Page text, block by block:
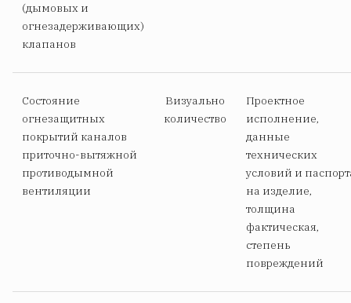
(дымовых и
огнезадерживающих)
клапанов
Состояние
огнезащитных
покрытий каналов
приточно-вытяжной
противодымной
вентиляции
Визуально
количество
Проектное
исполнение,
данные
технических
условий и
на изделие,
толщина
фактическая,
степень
повреждений